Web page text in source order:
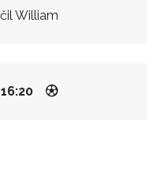
William
16:20